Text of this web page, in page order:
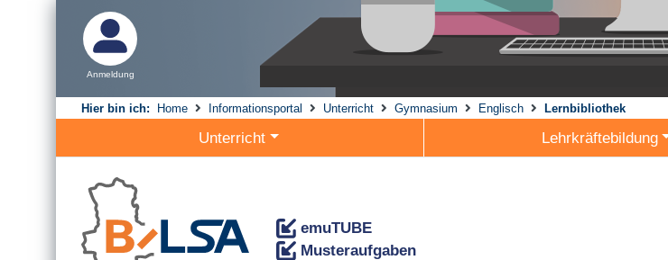
Anmeldung
Hier bin ich: Home Informationsportal Unterricht Gymnasium Englisch Lernbibliothek
Unterricht Lehrkräftebildung
emuTUBE
Musteraufgaben